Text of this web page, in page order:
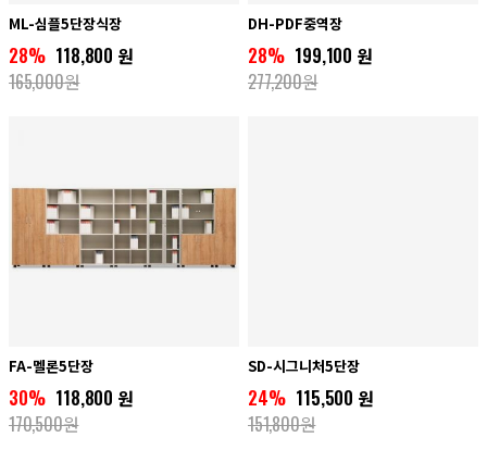
ML-심플5단장식장
28% 118,800 원
165,000원
DH-PDF중역장
28% 199,100 원
277,200원
FA-멜론5단장
30% 118,800 원
170,500원
SD-시그니처5단장
24% 115,500 원
151,800원